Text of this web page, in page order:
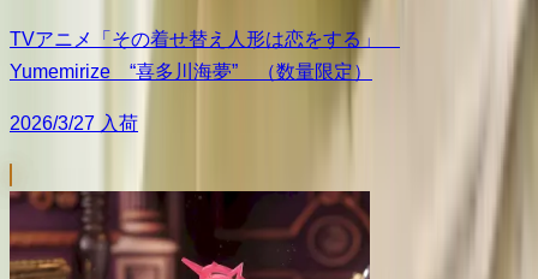
TVアニメ「その着せ替え人形は恋をする」
Yumemirize “喜多川海夢” （数量限定）
2026/3/27 入荷